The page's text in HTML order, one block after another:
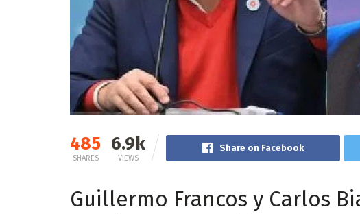
485
SHARES
6.9k
VIEWS
Share on Facebook
Guillermo Francos y Carlos